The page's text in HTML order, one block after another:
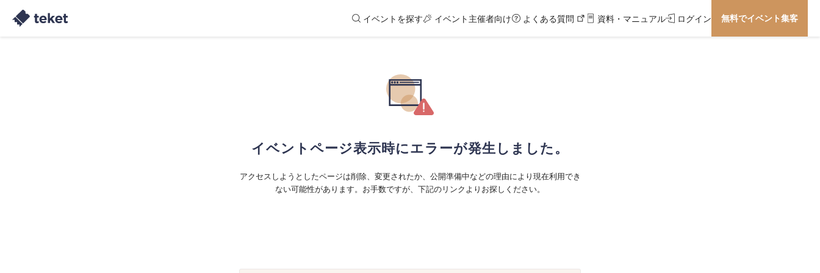
イベントを探す イベント主催者向け よくある質問 資料・マニュアル ログイン 無料でイベント集客
イベントページ表示時にエラーが発生しました。
アクセスしようとしたページは削除、変更されたか、公開準備中などの理由により現在利用でき
ない可能性があります。お手数ですが、下記のリンクよりお探しください。